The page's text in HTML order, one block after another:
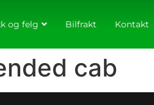
og felg Bilfrakt Kontakt
cab